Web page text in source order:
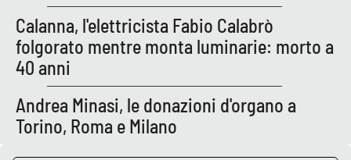
Calanna, l'elettricista Fabio Calabrò
folgorato mentre monta luminarie: morto a
40 anni
Andrea Minasi, le donazioni d'organo a
Torino, Roma e Milano